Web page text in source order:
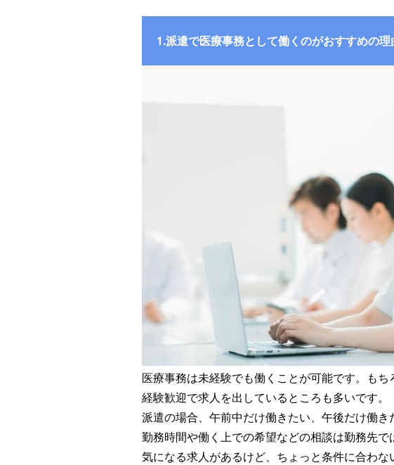
1.派遣で医療事務として働くのがおすすめの理
医療事務は未経験でも働くことが可能です。も
経験歓迎で求人を出しているところも多いです。
派遣の場合、午前中だけ働きたい、午後だけ働
勤務時間や働く上での希望などの相談は勤務先
気になる求人があるけど、ちょっと条件に合わ